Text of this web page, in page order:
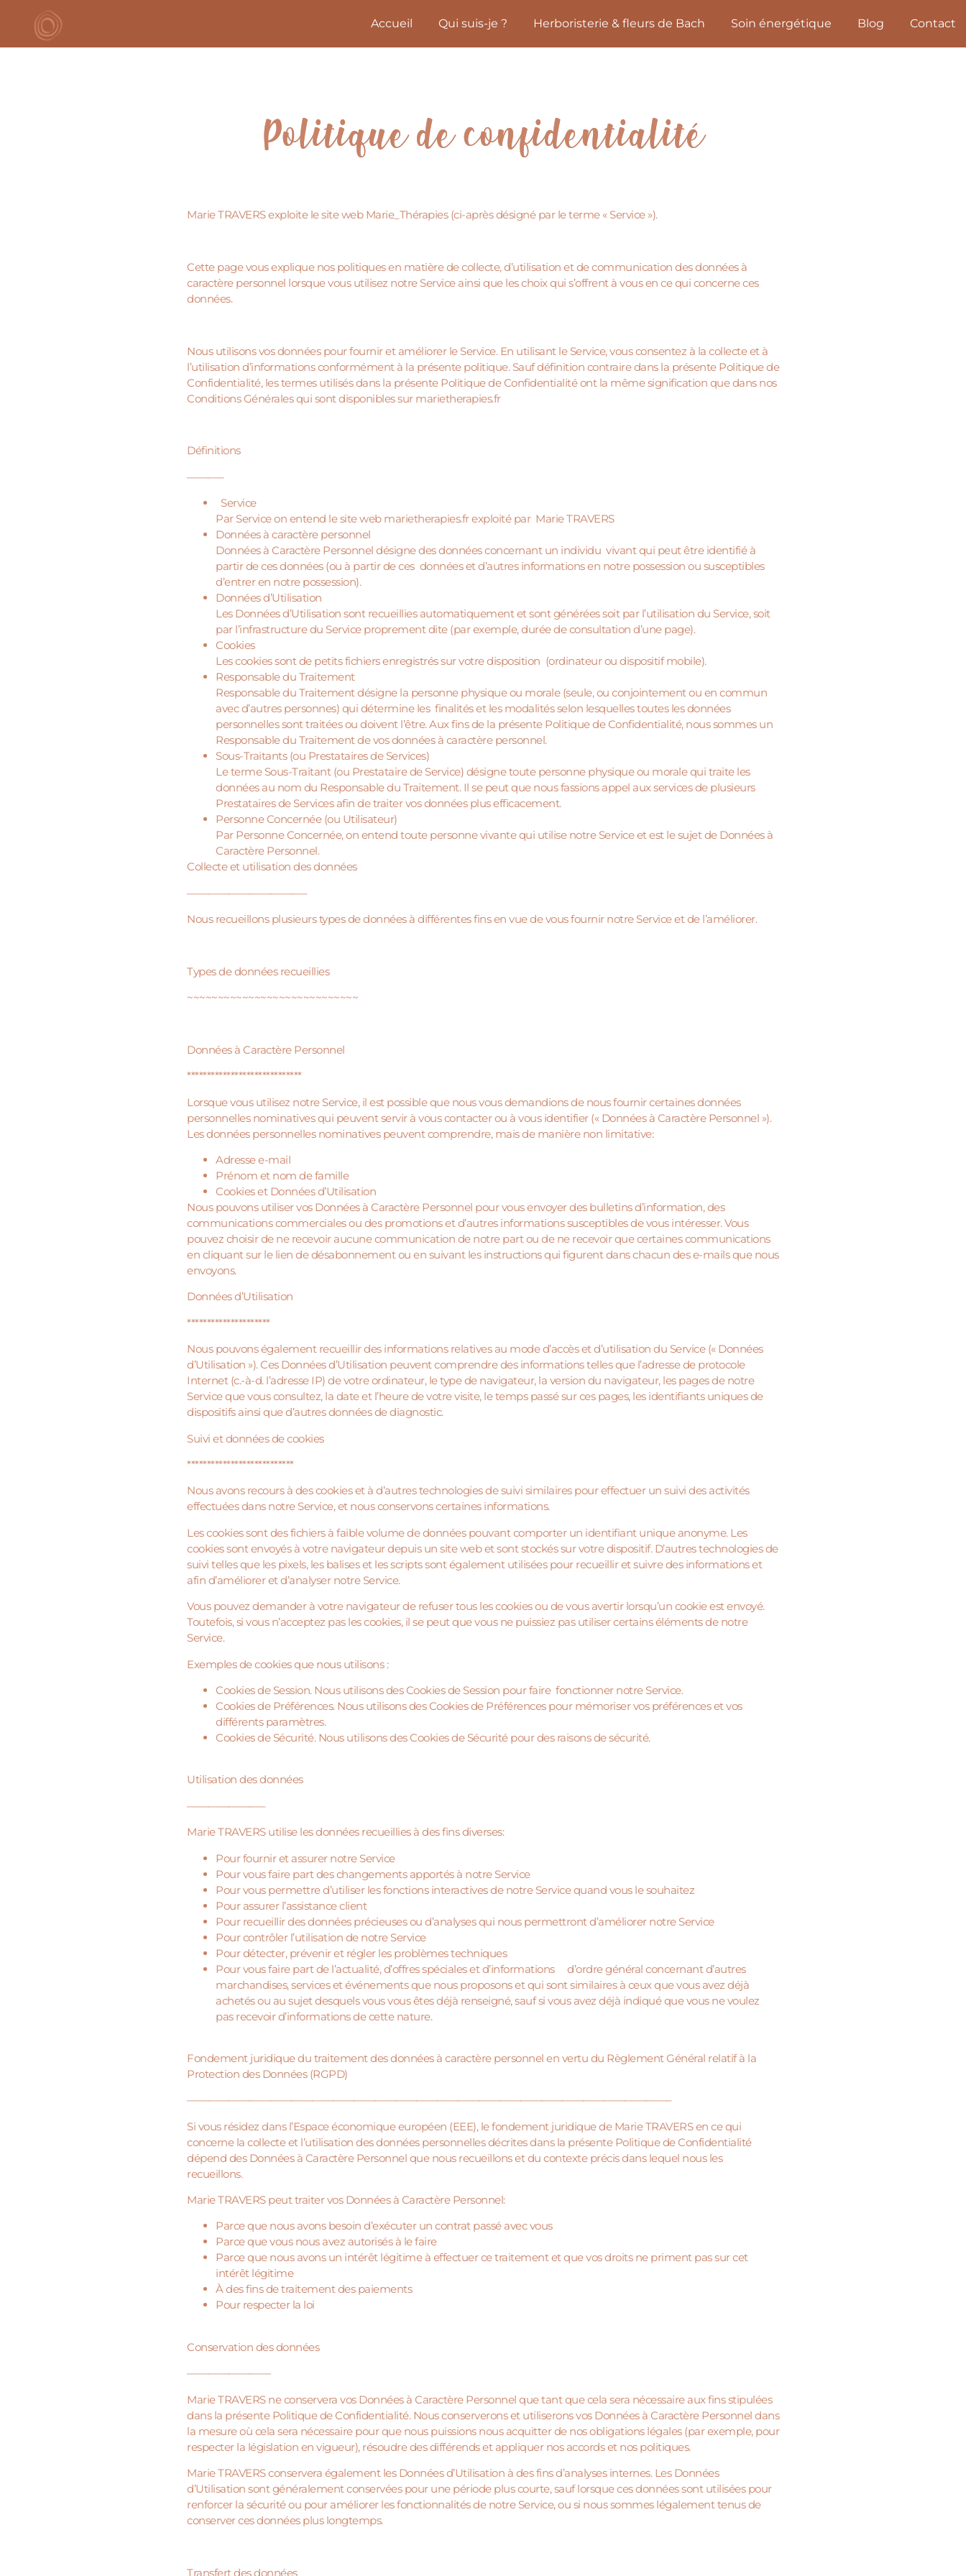
Accueil Qui suis-je ? Herboristerie & fleurs de Bach Soin énergétique Blog Contact
Politique de confidentialité
Marie TRAVERS exploite le site web Marie_Thérapies (ci-après désigné par le terme « Service »).
Cette page vous explique nos politiques en matière de collecte, d’utilisation et de communication des données à
caractère personnel lorsque vous utilisez notre Service ainsi que les choix qui s’offrent à vous en ce qui concerne ces
données.
Nous utilisons vos données pour fournir et améliorer le Service. En utilisant le Service, vous consentez à la collecte et à
l’utilisation d’informations conformément à la présente politique. Sauf définition contraire dans la présente Politique de
Confidentialité, les termes utilisés dans la présente Politique de Confidentialité ont la même signification que dans nos
Conditions Générales qui sont disponibles sur marietherapies.fr
Définitions
———–
Service
Par Service on entend le site web marietherapies.fr exploité par Marie TRAVERS
Données à caractère personnel
Données à Caractère Personnel désigne des données concernant un individu vivant qui peut être identifié à
partir de ces données (ou à partir de ces données et d’autres informations en notre possession ou susceptibles
d’entrer en notre possession).
Données d’Utilisation
Les Données d’Utilisation sont recueillies automatiquement et sont générées soit par l’utilisation du Service, soit
par l’infrastructure du Service proprement dite (par exemple, durée de consultation d’une page).
Cookies
Les cookies sont de petits fichiers enregistrés sur votre disposition (ordinateur ou dispositif mobile).
Responsable du Traitement
Responsable du Traitement désigne la personne physique ou morale (seule, ou conjointement ou en commun
avec d’autres personnes) qui détermine les finalités et les modalités selon lesquelles toutes les données
personnelles sont traitées ou doivent l’être. Aux fins de la présente Politique de Confidentialité, nous sommes un
Responsable du Traitement de vos données à caractère personnel.
Sous-Traitants (ou Prestataires de Services)
Le terme Sous-Traitant (ou Prestataire de Service) désigne toute personne physique ou morale qui traite les
données au nom du Responsable du Traitement. Il se peut que nous fassions appel aux services de plusieurs
Prestataires de Services afin de traiter vos données plus efficacement.
Personne Concernée (ou Utilisateur)
Par Personne Concernée, on entend toute personne vivante qui utilise notre Service et est le sujet de Données à
Caractère Personnel.
Collecte et utilisation des données
———————————–
Nous recueillons plusieurs types de données à différentes fins en vue de vous fournir notre Service et de l’améliorer.
Types de données recueillies
~~~~~~~~~~~~~~~~~~~~~~~~~~~~
Données à Caractère Personnel
*****************************
Lorsque vous utilisez notre Service, il est possible que nous vous demandions de nous fournir certaines données
personnelles nominatives qui peuvent servir à vous contacter ou à vous identifier (« Données à Caractère Personnel »).
Les données personnelles nominatives peuvent comprendre, mais de manière non limitative:
Adresse e-mail
Prénom et nom de famille
Cookies et Données d’Utilisation
Nous pouvons utiliser vos Données à Caractère Personnel pour vous envoyer des bulletins d’information, des
communications commerciales ou des promotions et d’autres informations susceptibles de vous intéresser. Vous
pouvez choisir de ne recevoir aucune communication de notre part ou de ne recevoir que certaines communications
en cliquant sur le lien de désabonnement ou en suivant les instructions qui figurent dans chacun des e-mails que nous
envoyons.
Données d’Utilisation
*********************
Nous pouvons également recueillir des informations relatives au mode d’accès et d’utilisation du Service (« Données
d’Utilisation »). Ces Données d’Utilisation peuvent comprendre des informations telles que l’adresse de protocole
Internet (c.-à-d. l’adresse IP) de votre ordinateur, le type de navigateur, la version du navigateur, les pages de notre
Service que vous consultez, la date et l’heure de votre visite, le temps passé sur ces pages, les identifiants uniques de
dispositifs ainsi que d’autres données de diagnostic.
Suivi et données de cookies
***************************
Nous avons recours à des cookies et à d’autres technologies de suivi similaires pour effectuer un suivi des activités
effectuées dans notre Service, et nous conservons certaines informations.
Les cookies sont des fichiers à faible volume de données pouvant comporter un identifiant unique anonyme. Les
cookies sont envoyés à votre navigateur depuis un site web et sont stockés sur votre dispositif. D’autres technologies de
suivi telles que les pixels, les balises et les scripts sont également utilisées pour recueillir et suivre des informations et
afin d’améliorer et d’analyser notre Service.
Vous pouvez demander à votre navigateur de refuser tous les cookies ou de vous avertir lorsqu’un cookie est envoyé.
Toutefois, si vous n’acceptez pas les cookies, il se peut que vous ne puissiez pas utiliser certains éléments de notre
Service.
Exemples de cookies que nous utilisons :
Cookies de Session. Nous utilisons des Cookies de Session pour faire fonctionner notre Service.
Cookies de Préférences. Nous utilisons des Cookies de Préférences pour mémoriser vos préférences et vos
différents paramètres.
Cookies de Sécurité. Nous utilisons des Cookies de Sécurité pour des raisons de sécurité.
Utilisation des données
———————–
Marie TRAVERS utilise les données recueillies à des fins diverses:
Pour fournir et assurer notre Service
Pour vous faire part des changements apportés à notre Service
Pour vous permettre d’utiliser les fonctions interactives de notre Service quand vous le souhaitez
Pour assurer l’assistance client
Pour recueillir des données précieuses ou d’analyses qui nous permettront d’améliorer notre Service
Pour contrôler l’utilisation de notre Service
Pour détecter, prévenir et régler les problèmes techniques
Pour vous faire part de l’actualité, d’offres spéciales et d’informations d’ordre général concernant d’autres
marchandises, services et événements que nous proposons et qui sont similaires à ceux que vous avez déjà
achetés ou au sujet desquels vous vous êtes déjà renseigné, sauf si vous avez déjà indiqué que vous ne voulez
pas recevoir d’informations de cette nature.
Fondement juridique du traitement des données à caractère personnel en vertu du Règlement Général relatif à la
Protection des Données (RGPD)
——————————————————————————————————————————————–
Si vous résidez dans l’Espace économique européen (EEE), le fondement juridique de Marie TRAVERS en ce qui
concerne la collecte et l’utilisation des données personnelles décrites dans la présente Politique de Confidentialité
dépend des Données à Caractère Personnel que nous recueillons et du contexte précis dans lequel nous les
recueillons.
Marie TRAVERS peut traiter vos Données à Caractère Personnel:
Parce que nous avons besoin d’exécuter un contrat passé avec vous
Parce que vous nous avez autorisés à le faire
Parce que nous avons un intérêt légitime à effectuer ce traitement et que vos droits ne priment pas sur cet
intérêt légitime
À des fins de traitement des paiements
Pour respecter la loi
Conservation des données
————————
Marie TRAVERS ne conservera vos Données à Caractère Personnel que tant que cela sera nécessaire aux fins stipulées
dans la présente Politique de Confidentialité. Nous conserverons et utiliserons vos Données à Caractère Personnel dans
la mesure où cela sera nécessaire pour que nous puissions nous acquitter de nos obligations légales (par exemple, pour
respecter la législation en vigueur), résoudre des différends et appliquer nos accords et nos politiques.
Marie TRAVERS conservera également les Données d’Utilisation à des fins d’analyses internes. Les Données
d’Utilisation sont généralement conservées pour une période plus courte, sauf lorsque ces données sont utilisées pour
renforcer la sécurité ou pour améliorer les fonctionnalités de notre Service, ou si nous sommes légalement tenus de
conserver ces données plus longtemps.
Transfert des données